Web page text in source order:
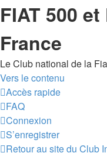
FIAT 500
France
Le Club national de la
Vers le contenu
Accès rapide
FAQ
Connexion
S’enregistrer
Retour au site du Club